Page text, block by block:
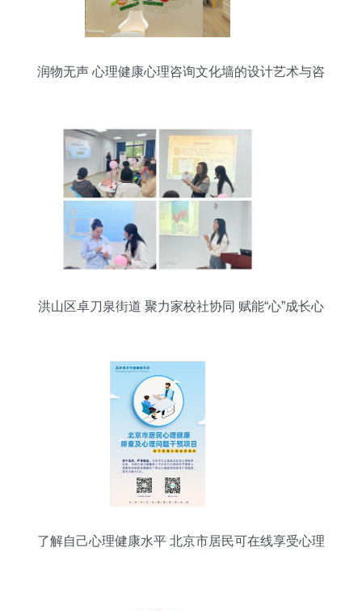
润物无声 心理健康心理咨询文化墙的设计艺术与咨
洪山区卓刀泉街道 聚力家校社协同 赋能“心”成长心
了解自己心理健康水平 北京市居民可在线享受心理